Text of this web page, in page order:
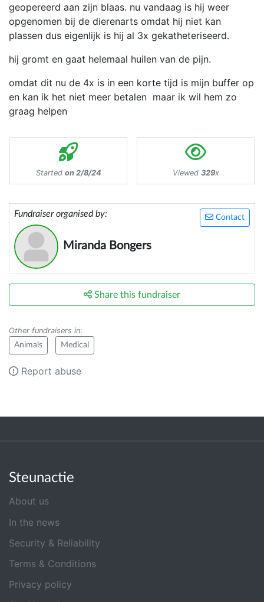
geopereerd aan zijn blaas. nu vandaag is hij weer
opgenomen bij de dierenarts omdat hij niet kan
plassen dus eigenlijk is hij al 3x gekatheteriseerd.
hij gromt en gaat helemaal huilen van de pijn.
omdat dit nu de 4x is in een korte tijd is mijn buffer op
en kan ik het niet meer betalen maar ik wil hem zo
graag helpen
Started on 2/8/24 Viewed 329x
Contact
Fundraiser organised by:
Miranda Bongers
Share this fundraiser
Other fundraisers in:
Animals Medical
Report abuse
Steunactie
About us
In the news
Security & Reliability
Terms & Conditions
Privacy policy